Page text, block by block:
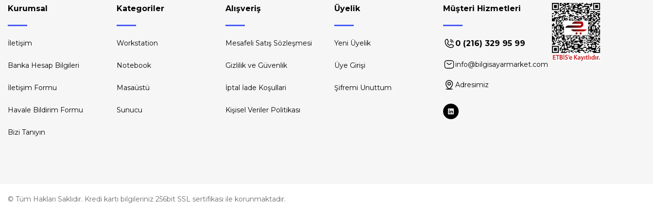
Kurumsal
İletişim
Banka Hesap Bilgileri
İletişim Formu
Havale Bildirim Formu
Bizi Tanıyın
Kategoriler
Workstation
Notebook
Masaüstü
Sunucu
Alışveriş
Mesafeli Satış Sözleşmesi
Gizlilik ve Güvenlik
İptal İade Koşullari
Kişisel Veriler Politikası
Üyelik
Yeni Üyelik
Üye Girişi
Şifremi Unuttum
Müşteri Hizmetleri
0 (216) 329 95 99
info@bilgisayarmarket.com
Adresimiz
© Tüm Hakları Saklıdır. Kredi kartı bilgileriniz 256bit SSL sertifikası ile korunmaktadır.